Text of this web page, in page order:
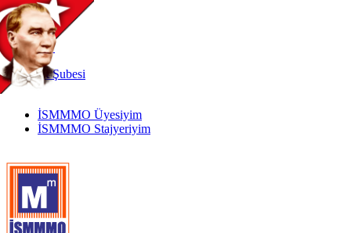
TR
|
EN
İnternetŞubesi
İSMMMO Üyesiyim
İSMMMO Stajyeriyim